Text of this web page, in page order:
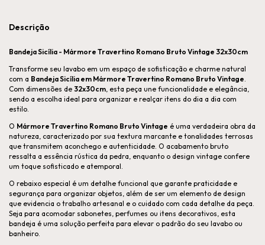
Descrição
Bandeja Sicília - Mármore Travertino Romano Bruto Vintage 32x30cm
Transforme seu lavabo em um espaço de sofisticação e charme natural
com a Bandeja Sicília em Mármore Travertino Romano Bruto Vintage
Com dimensões de 32x30cm , esta peça une funcionalidade e elegância,
sendo a escolha ideal para organizar e realçar itens do dia a dia com
estilo.
O Mármore Travertino Romano Bruto Vintage é uma verdadeira obra da
natureza, caracterizado por sua textura marcante e tonalidades terrosas
que transmitem aconchego e autenticidade. O acabamento bruto
ressalta a essência rústica da pedra, enquanto o design vintage confere
um toque sofisticado e atemporal.
O rebaixo especial é um detalhe funcional que garante praticidade e
segurança para organizar objetos, além de ser um elemento de design
que evidencia o trabalho artesanal e o cuidado com cada detalhe da peça.
Seja para acomodar sabonetes, perfumes ou itens decorativos, esta
bandeja é uma solução perfeita para elevar o padrão do seu lavabo ou
banheiro.